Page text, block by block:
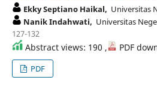
Ekky Septiano Haikal, Universitas
Nanik Indahwati, Universitas
127-132
Abstract views: 190 , PDF
PDF